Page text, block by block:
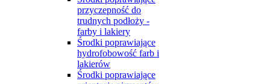
przyczepność do
trudnych podłoży -
farby i lakiery
Środki poprawiające
hydrofobowość farb i
lakierów
Środki poprawiające